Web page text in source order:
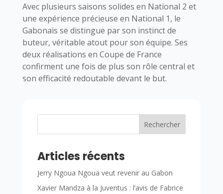
Avec plusieurs saisons solides en National 2 et
une expérience précieuse en National 1, le
Gabonais se distingue par son instinct de
buteur, véritable atout pour son équipe. Ses
deux réalisations en Coupe de France
confirment une fois de plus son rôle central et
son efficacité redoutable devant le but.
Rechercher
Articles récents
Jerry Ngoua Ngoua veut revenir au Gabon
Xavier Mandza à la Juventus : l’avis de Fabrice